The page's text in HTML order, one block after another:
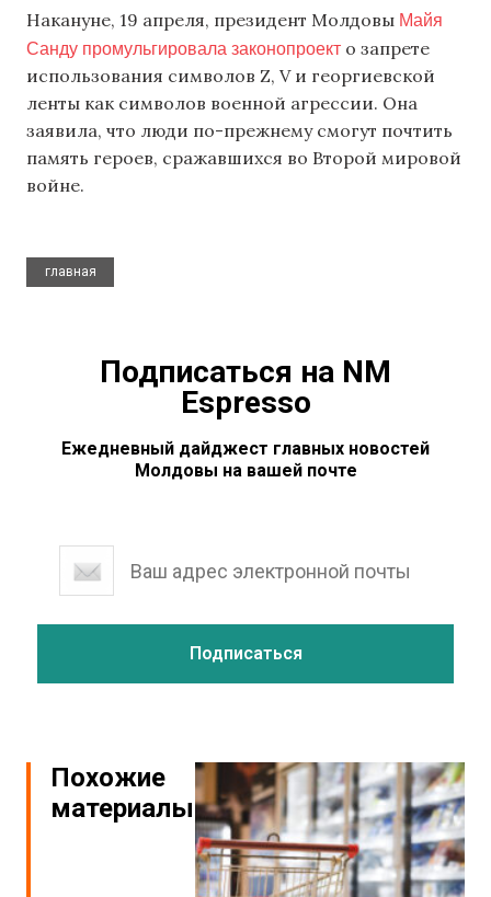
Накануне, 19 апреля, президент Молдовы Майя
Санду промульгировала законопроект о запрете
использования символов Z, V и георгиевской
ленты как символов военной агрессии. Она
заявила, что люди по-прежнему смогут почтить
память героев, сражавшихся во Второй мировой
войне.
главная
Подписаться на NM
Espresso
Ежедневный дайджест главных новостей
Молдовы на вашей почте
Похожие
материалы